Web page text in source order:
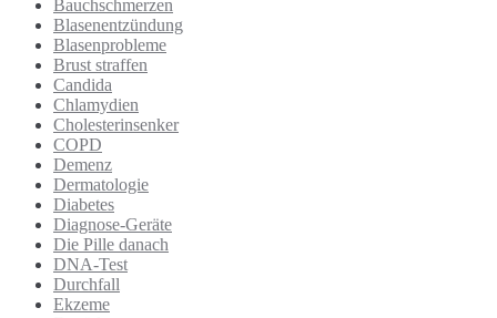
Bauchschmerzen
Blasenentzündung
Blasenprobleme
Brust straffen
Candida
Chlamydien
Cholesterinsenker
COPD
Demenz
Dermatologie
Diabetes
Diagnose-Geräte
Die Pille danach
DNA-Test
Durchfall
Ekzeme